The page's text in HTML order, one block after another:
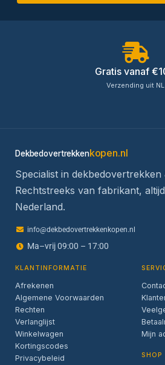
Gratis vanaf
Verzending uit NL
Dekbedovertrekkenkopen.nl
Specialist in dekbedovertrekken
Rechtstreeks van fabrikant,
Nederland.
info@dekbedovertrekkenkopen.nl
Ma–vrij 09:00 – 17:00
KLANTINFORMATIE
Afrekenen
Algemene Voorwaarden
Rechten
Verlanglijst
Winkelwagen
Kortingscodes
Privacybeleid
Mijn
SHOP